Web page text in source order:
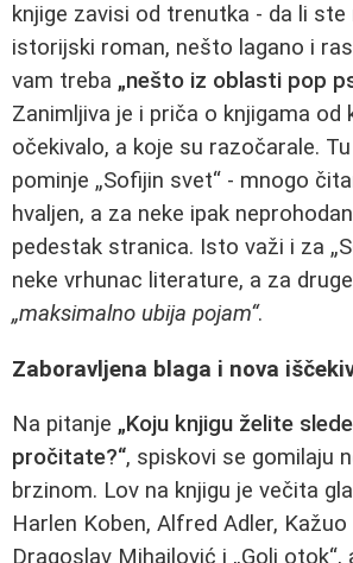
knjige zavisi od trenutka - da li
istorijski roman, nešto lagano i
vam treba „nešto iz oblasti pop
Zanimljiva je i priča o knjigama od
očekivalo, a koje su razočarale.
pominje „Sofijin svet“ - mnogo
hvaljen, a za neke ipak
pedestak stranica. Isto važi i za
neke vrhunac literature, a za
„maksimalno ubija pojam“.
Zaboravljena blaga i nova
Na pitanje „Koju knjigu želite
pročitate?“, spiskovi se gomilaju
brzinom. Lov na knjigu je večita
Harlen Koben, Alfred Adler, Kažuo
Dragoslav Mihailović i „Goli otok“,